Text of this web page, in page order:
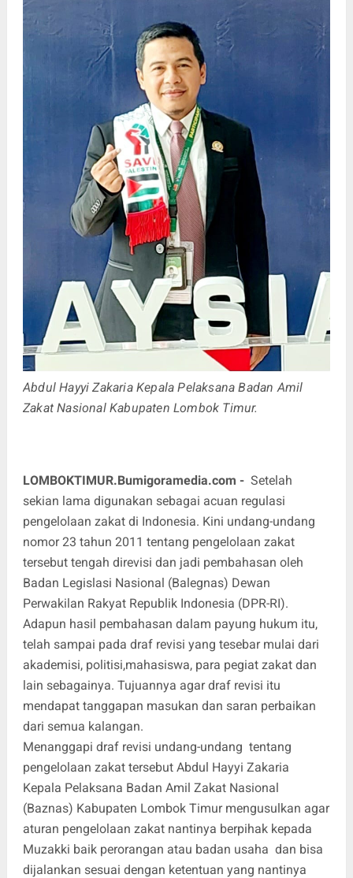
Abdul Hayyi Zakaria Kepala Pelaksana Badan Amil
Zakat Nasional Kabupaten Lombok Timur.
LOMBOKTIMUR.Bumigoramedia.com -Setelah
sekian lama digunakan sebagai acuan regulasi
pengelolaan zakat di Indonesia. Kini undang-undang
nomor 23 tahun 2011 tentang pengelolaan zakat
tersebut tengah direvisi dan jadi pembahasan oleh
Badan Legislasi Nasional (Balegnas) Dewan
Perwakilan Rakyat Republik Indonesia (DPR-RI).
Adapun hasil pembahasan dalam payung hukum itu,
telah sampai pada draf revisi yang tesebar mulai dari
akademisi, politisi,mahasiswa, para pegiat zakat dan
lain sebagainya. Tujuannya agar draf revisi itu
mendapat tanggapan masukan dan saran perbaikan
dari semua kalangan.
Menanggapi draf revisi undang-undang tentang
pengelolaan zakat tersebut Abdul Hayyi Zakaria
Kepala Pelaksana Badan Amil Zakat Nasional
(Baznas) Kabupaten Lombok Timur mengusulkan agar
aturan pengelolaan zakat nantinya berpihak kepada
Muzakki baik perorangan atau badan usaha dan bisa
dijalankan sesuai dengan ketentuan yang nantinya